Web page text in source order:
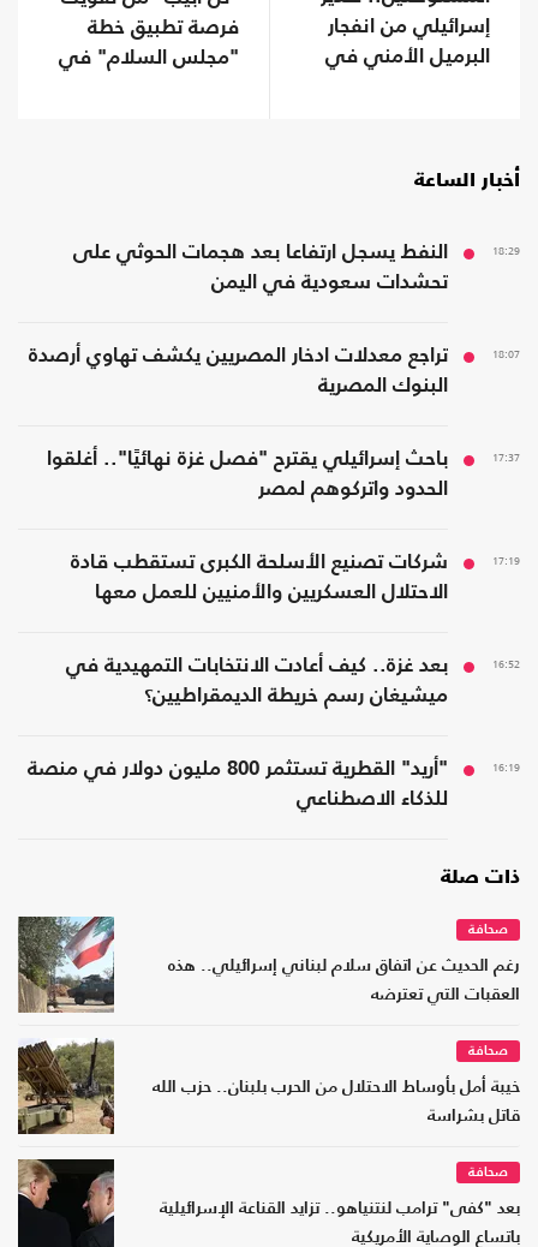
إسرائيلي من انفجار
البرميل الأمني في
فرصة تطبيق خطة
"مجلس السلام" في
أخبار الساعة
18:29
النفط يسجل ارتفاعا بعد هجمات الحوثي على
تحشدات سعودية في اليمن
18:07
تراجع معدلات ادخار المصريين يكشف تهاوي أرصدة
البنوك المصرية
17:37
باحث إسرائيلي يقترح "فصل غزة نهائيًا".. أغلقوا
الحدود واتركوهم لمصر
17:19
شركات تصنيع الأسلحة الكبرى تستقطب قادة
الاحتلال العسكريين والأمنيين للعمل معها
16:52
بعد غزة.. كيف أعادت الانتخابات التمهيدية في
ميشيغان رسم خريطة الديمقراطيين؟
16:19
"أريد" القطرية تستثمر 800 مليون دولار في منصة
للذكاء الاصطناعي
ذات صلة
صحافة
رغم الحديث عن اتفاق سلام لبناني إسرائيلي.. هذه
العقبات التي تعترضه
صحافة
خيبة أمل بأوساط الاحتلال من الحرب بلبنان.. حزب الله
قاتل بشراسة
صحافة
بعد "كفى" ترامب لنتنياهو.. تزايد القناعة الإسرائيلية
باتساع الوصاية الأمريكية